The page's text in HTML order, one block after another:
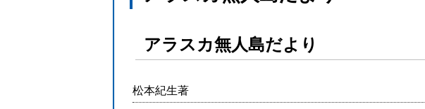
英語 道徳 英語
アラスカ無人島だより
松本紀生著